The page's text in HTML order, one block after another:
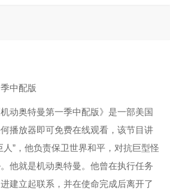
中配版
动奥特曼第一季中配版》是一部美国
播放器即可免费在线观看，该节目讲
人”，他负责保卫世界和平，对抗巨型怪
他就是机动奥特曼。他曾在执行任务
建立起联系，并在使命完成后离开了